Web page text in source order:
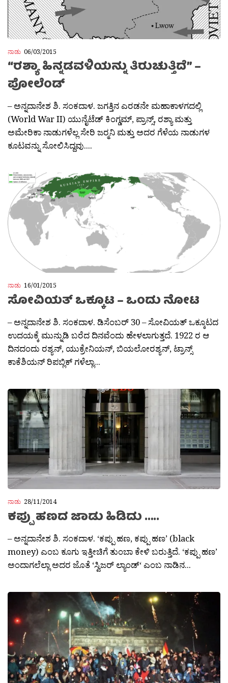
ನಾಡು 06/03/2015
“ರಶ್ಯಾ ಹಿನ್ನಡವಳಿಯನ್ನು ತಿರುಚುತ್ತಿದೆ” –
ಪೋಲೆಂಡ್
– ಅನ್ನದಾನೇಶ ಶಿ. ಸಂಕದಾಳ. ಜಗತ್ತಿನ ಎರಡನೇ ಮಹಾಕಾಳಗದಲ್ಲಿ
(World War II) ಯುನೈಟೆಡ್ ಕಿಂಗ್ಡಮ್, ಪ್ರಾನ್ಸ್, ರಶ್ಯಾ ಮತ್ತು
ಅಮೇರಿಕಾ ನಾಡುಗಳೆಲ್ಲ ಸೇರಿ ಜರ‍್ಮನಿ ಮತ್ತು ಅದರ ಗೆಳೆಯ ನಾಡುಗಳ
ಕೂಟವನ್ನು ಸೋಲಿಸಿದ್ದವು....
ನಾಡು 16/01/2015
ಸೋವಿಯತ್ ಒಕ್ಕೂಟ – ಒಂದು ನೋಟ
– ಅನ್ನದಾನೇಶ ಶಿ. ಸಂಕದಾಳ. ಡಿಸೆಂಬರ್ 30 – ಸೋವಿಯತ್ ಒಕ್ಕೂಟದ
ಉದಯಕ್ಕೆ ಮುನ್ನುಡಿ ಬರೆದ ದಿನವೆಂದು ಹೇಳಲಾಗುತ್ತದೆ. 1922 ರ ಆ
ದಿನದಂದು ರಶ್ಯನ್, ಯುಕ್ರೇನಿಯನ್, ಬಿಯಲೋರಶ್ಯನ್, ಟ್ರಾನ್ಸ್
ಕಾಕೆಶಿಯನ್ ರಿಪಬ್ಲಿಕ್ ಗಳೆಲ್ಲಾ...
ನಾಡು 28/11/2014
ಕಪ್ಪು ಹಣದ ಜಾಡು ಹಿಡಿದು …..
– ಅನ್ನದಾನೇಶ ಶಿ. ಸಂಕದಾಳ. ‘ಕಪ್ಪು ಹಣ, ಕಪ್ಪು ಹಣ’ (black
money) ಎಂಬ ಕೂಗು ಇತ್ತೀಚಿಗೆ ತುಂಬಾ ಕೇಳಿ ಬರುತ್ತಿದೆ. ‘ಕಪ್ಪು ಹಣ’
ಅಂದಾಗಲೆಲ್ಲಾ ಅದರ ಜೊತೆ ‘ಸ್ವಿಜರ್ ಲ್ಯಾಂಡ್‘ ಎಂಬ ನಾಡಿನ...